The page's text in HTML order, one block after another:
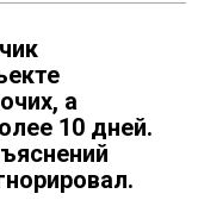
а
10 дней.